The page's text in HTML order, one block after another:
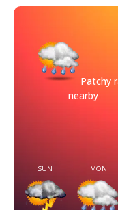
Patchy
nearby
SUN MON